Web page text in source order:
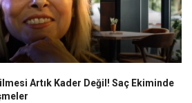
Artık Kader Değil! Saç Ekiminde